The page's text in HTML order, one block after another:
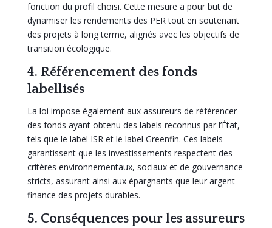
fonction du profil choisi. Cette mesure a pour but de
dynamiser les rendements des PER tout en soutenant
des projets à long terme, alignés avec les objectifs de
transition écologique.
4. Référencement des fonds
labellisés
La loi impose également aux assureurs de référencer
des fonds ayant obtenu des labels reconnus par l’État,
tels que le label ISR et le label Greenfin. Ces labels
garantissent que les investissements respectent des
critères environnementaux, sociaux et de gouvernance
stricts, assurant ainsi aux épargnants que leur argent
finance des projets durables.
5. Conséquences pour les assureurs